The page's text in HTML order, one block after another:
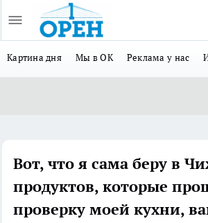
Картина дня Мы в ОК Реклама у нас
Вот, что я сама беру в
продуктов, которые
проверку моей кухни,